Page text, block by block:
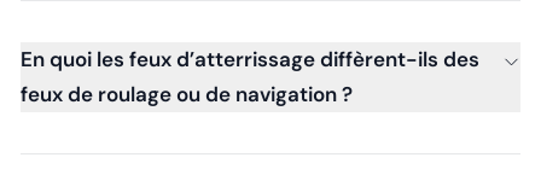
En quoi les feux d’atterrissage diffèrent-ils des
feux de roulage ou de navigation ?